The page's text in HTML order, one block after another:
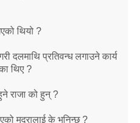
थियो ?
दलमाथि प्रतिवन्ध लगाउने कार्य
थिए ?
हुने राजा को हुन् ?
मुद्रालाई के भनिन्छ ?